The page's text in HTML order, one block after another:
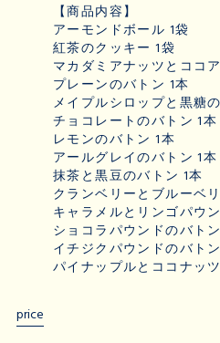
【商品内容】
アーモンドボール 1袋
紅茶のクッキー 1袋
マカダミアナッツとココ
プレーンのバトン 1本
メイプルシロップと黒糖
チョコレートのバトン 1本
レモンのバトン 1本
アールグレイのバトン 1本
抹茶と黒豆のバトン 1本
クランベリーとブルーベ
キャラメルとリンゴパウ
ショコラパウンドのバト
イチジクパウンドのバト
パイナップルとココナッ
price